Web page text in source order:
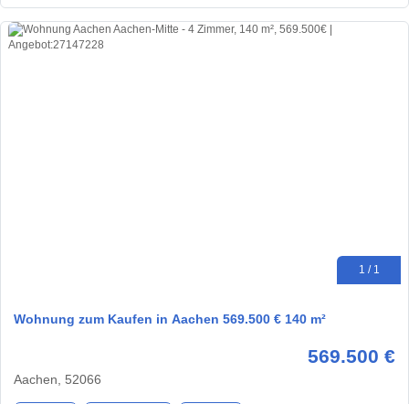
1 / 1
Wohnung zum Kaufen in Aachen 569.500 € 140 m²
569.500 €
Aachen, 52066